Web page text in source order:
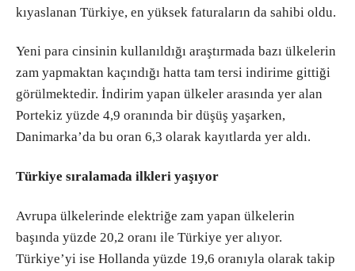
kıyaslanan Türkiye, en yüksek faturaların da sahibi oldu.
Yeni para cinsinin kullanıldığı araştırmada bazı ülkelerin
zam yapmaktan kaçındığı hatta tam tersi indirime gittiği
görülmektedir. İndirim yapan ülkeler arasında yer alan
Portekiz yüzde 4,9 oranında bir düşüş yaşarken,
Danimarka’da bu oran 6,3 olarak kayıtlarda yer aldı.
Türkiye sıralamada ilkleri yaşıyor
Avrupa ülkelerinde elektriğe zam yapan ülkelerin
başında yüzde 20,2 oranı ile Türkiye yer alıyor.
Türkiye’yi ise Hollanda yüzde 19,6 oranıyla olarak takip